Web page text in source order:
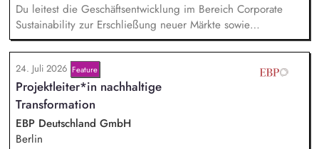
Du leitest die Geschäftsentwicklung im Bereich Corporate
Sustainability zur Erschließung neuer Märkte sowie
Entwicklung von Geschäftsmodellen. Dabei arbeitest du eng
mit einem bestehenden Team zusammen und entwickelst
dieses gemeinsam mit erfahrenen Projektleiter*innen weiter.
Zu Deinen Aufgaben gehören vor allem:
Strategieentwicklung, Trendanalysen, Partnermanagement
sowie Akquisition von Aufträgen, Neukunden und Projekten.
24. Juli 2026 Feature
Projektleiter*in nachhaltige
Transformation
EBP Deutschland GmbH
Berlin